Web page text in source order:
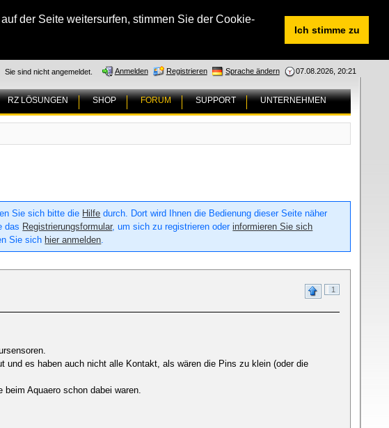
der Seite weitersurfen, stimmen Sie der Cookie-
Ich stimme zu
07.08.2026, 20:21
Sprache ändern
Registrieren
Anmelden
Sie sind nicht angemeldet.
RZ LÖSUNGEN SHOP FORUM SUPPORT UNTERNEHMEN
Sie sich bitte die Hilfe durch. Dort wird Ihnen die Bedienung dieser Seite näher
das Registrierungsformular, um sich zu registrieren oderinformieren Sie sich
Sie sich hier anmelden.
1
und es haben auch nicht alle Kontakt, als wären die Pins zu klein (oder die
Aquaero schon dabei waren.